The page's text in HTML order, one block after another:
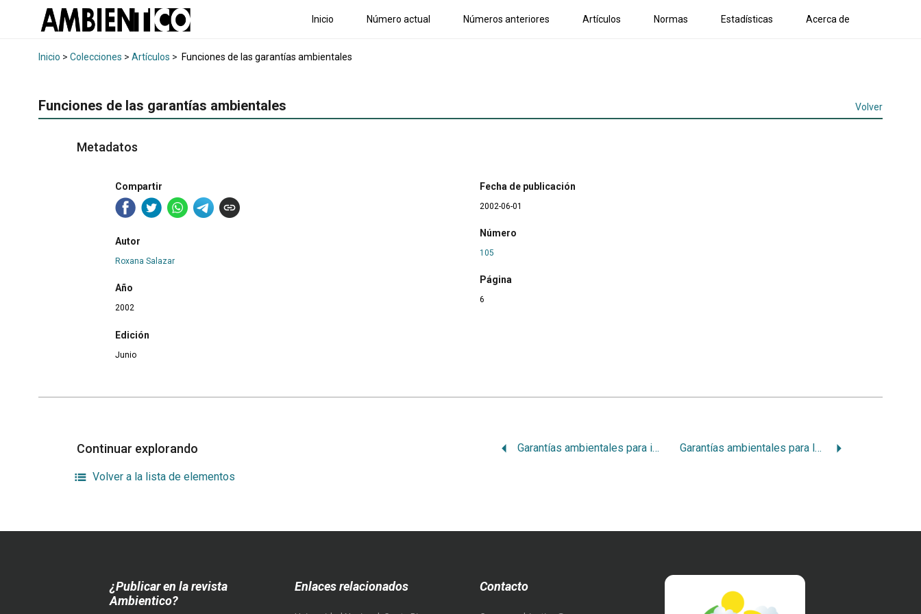
Inicio Número actual Números anteriores Artículos Normas Estadísticas Acerca de
Inicio > Colecciones > Artículos > Funciones de las garantías ambientales
Funciones de las garantías ambientales Volver
Metadatos
Compartir
Autor
Roxana Salazar
Año
2002
Edición
Junio
Fecha de publicación
2002-06-01
Número
105
Página
6
Continuar explorando Garantías ambientales para institucionalizar el modelo de desarrollo sostenible Garantías ambientales para la sustentabilidad
Volver a la lista de elementos
¿Publicar en la revista
Ambientico?
Enlaces relacionados Contacto